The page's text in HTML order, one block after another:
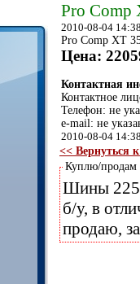
Pro Comp
2010-08-04
Pro Comp XT
Цена:
Контактная
Контактное
Телефон: не
e-mail: не
2010-08-04
<< Вернуться
Куплю/
Шины 225/
б/у, в
продаю,